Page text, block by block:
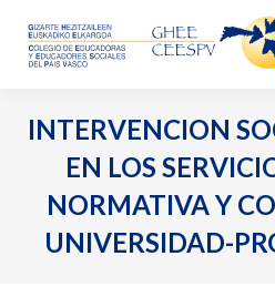
INTERVENCION
EN LOS
NORMATIVA Y
UNIVERSIDAD-